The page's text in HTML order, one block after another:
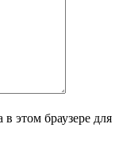
этом браузере для